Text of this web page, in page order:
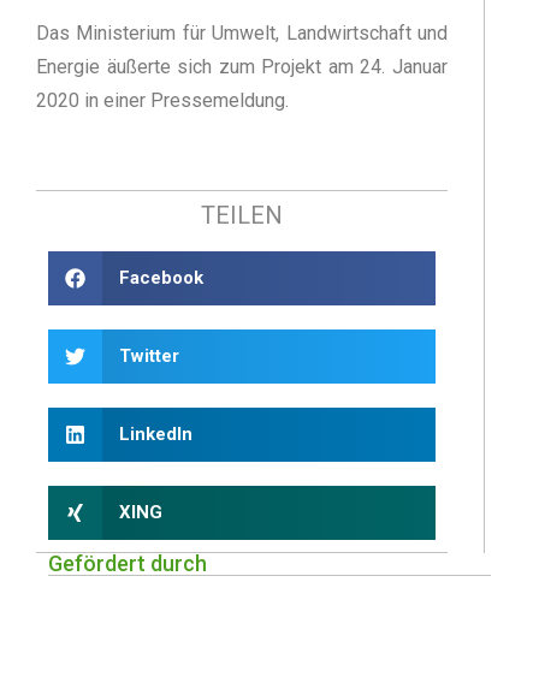
Das Ministerium für Umwelt, Landwirtschaft und
Energie äußerte sich zum Projekt am 24. Januar
2020 in einer Pressemeldung.
TEILEN
Facebook
Twitter
LinkedIn
XING
Gefördert durch